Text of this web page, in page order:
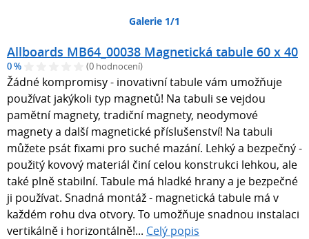
Galerie 1/1
Allboards MB64_00038 Magnetická tabule 60 x 40
0 % (0 hodnocení)
Žádné kompromisy - inovativní tabule vám umožňuje
používat jakýkoli typ magnetů! Na tabuli se vejdou
pamětní magnety, tradiční magnety, neodymové
magnety a další magnetické příslušenství! Na tabuli
můžete psát fixami pro suché mazání. Lehký a bezpečný -
použitý kovový materiál činí celou konstrukci lehkou, ale
také plně stabilní. Tabule má hladké hrany a je bezpečné
ji používat. Snadná montáž - magnetická tabule má v
každém rohu dva otvory. To umožňuje snadnou instalaci
vertikálně i horizontálně!... Celý popis